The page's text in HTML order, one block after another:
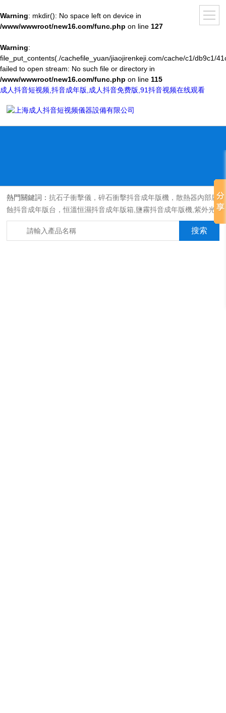
Warning: mkdir(): No space left on device in
/www/wwwroot/new16.com/func.php on line 127
Warning:
file_put_contents(./cachefile_yuan/jiaojirenkeji.com/cache/c1/db9c1/
failed to open stream: No such file or directory in
/www/wwwroot/new16.com/func.php on line 115
成人抖音短视频,抖音成年版,成人抖音免费版,91抖音视频在线观看
熱門關鍵詞：抗石子衝擊儀，碎石衝擊抖音成年版機，散熱器內部腐
蝕抖音成年版台，恒溫恒濕抖音成年版箱,鹽霧抖音成年版機,紫外光
耐氣候老化抖音成年版箱,氙燈老化抖音成年版箱，沙塵抖音成年版
箱，淋雨抖音成年版箱，汽車內飾材料燃燒抖音成年版機